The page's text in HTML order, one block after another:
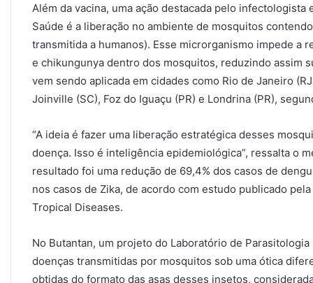
Além da vacina, uma ação destacada pelo
Saúde é a liberação no ambiente de mosquitos
transmitida a humanos). Esse microrganismo impede a
e chikungunya dentro dos mosquitos, reduzindo assim
vem sendo aplicada em cidades como Rio de Janeiro
Joinville (SC), Foz do Iguaçu (PR) e Londrina (PR),
“A ideia é fazer uma liberação estratégica desses
doença. Isso é inteligência epidemiológica”, ressalta o
resultado foi uma redução de 69,4% dos casos de
nos casos de Zika, de acordo com estudo publicado
Tropical Diseases.
No Butantan, um projeto do Laboratório de
doenças transmitidas por mosquitos sob uma ótica
obtidas do formato das asas desses insetos,